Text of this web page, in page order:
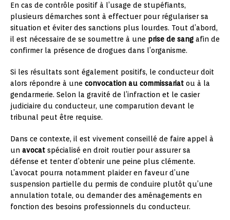
En cas de contrôle positif à l’usage de stupéfiants,
plusieurs démarches sont à effectuer pour régulariser sa
situation et éviter des sanctions plus lourdes. Tout d’abord,
il est nécessaire de se soumettre à une prise de sang afin de
confirmer la présence de drogues dans l’organisme.
Si les résultats sont également positifs, le conducteur doit
alors répondre à une convocation au commissariat ou à la
gendarmerie. Selon la gravité de l’infraction et le casier
judiciaire du conducteur, une comparution devant le
tribunal peut être requise.
Dans ce contexte, il est vivement conseillé de faire appel à
un avocat spécialisé en droit routier pour assurer sa
défense et tenter d’obtenir une peine plus clémente.
L’avocat pourra notamment plaider en faveur d’une
suspension partielle du permis de conduire plutôt qu’une
annulation totale, ou demander des aménagements en
fonction des besoins professionnels du conducteur.